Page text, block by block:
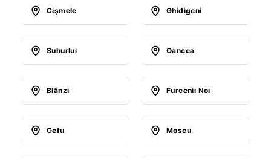
Cişmele Ghidigeni
Suhurlui Oancea
Blânzi Furcenii Noi
Gefu Moscu